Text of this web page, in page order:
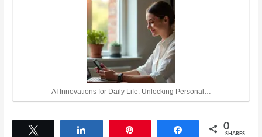
AI Innovations for Daily Life: Unlocking Personal…
Share 0
SHARES